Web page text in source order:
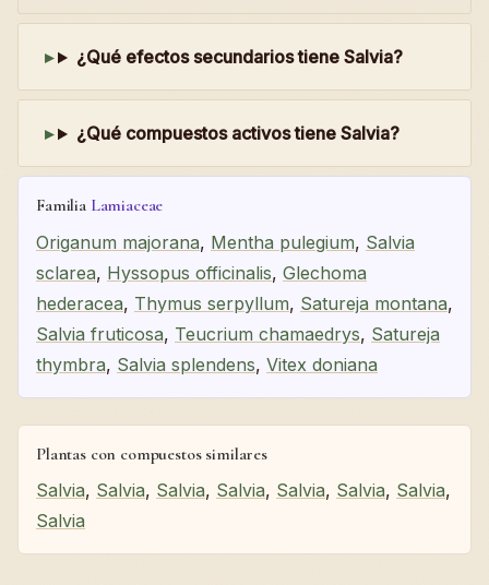
¿Qué efectos secundarios tiene Salvia?
¿Qué compuestos activos tiene Salvia?
Familia Lamiaceae
Origanum majorana, Mentha pulegium, Salvia
sclarea, Hyssopus officinalis, Glechoma
hederacea, Thymus serpyllum, Satureja montana,
Salvia fruticosa, Teucrium chamaedrys, Satureja
thymbra, Salvia splendens, Vitex doniana
Plantas con compuestos similares
Salvia, Salvia, Salvia, Salvia, Salvia, Salvia, Salvia,
Salvia